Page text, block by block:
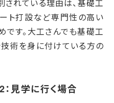
れている理由は、基礎工
ト打設など専門性の高い
す。大工さんでも基礎工
術を身に付けている方の
見学に行く場合